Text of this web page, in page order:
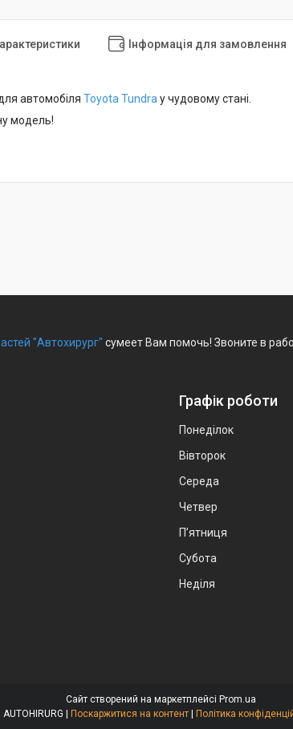
Інформація для замовлення
автомобіля Toyota Tundra у чудовому стані.
модель!
"Автохирург" сумеет Вам помочь! Звоните в
Графік роботи
Понеділок
Вівторок
Середа
Четвер
Пʼятниця
Субота
Неділя
Сайт створений на маркетплейсі Prom.ua
AUTOHIRURG | Поскаржитися на контент | Політика